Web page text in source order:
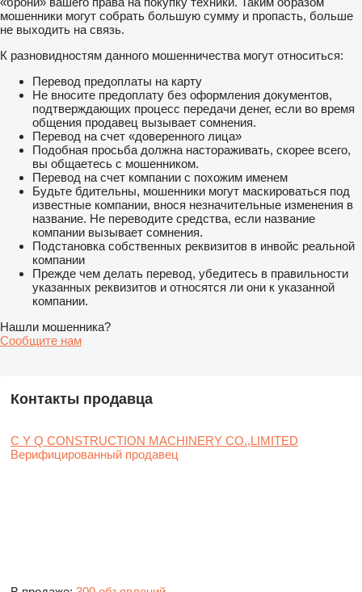
мошенники могут собрать большую сумму и пропасть, больше
не выходить на связь.
К разновидностям данного мошенничества могут относиться:
Перевод предоплаты на карту
Не вносите предоплату без оформления документов,
подтверждающих процесс передачи денег, если во время
общения продавец вызывает сомнения.
Перевод на счет «доверенного лица»
Подобная просьба должна настораживать, скорее всего,
вы общаетесь с мошенником.
Перевод на счет компании с похожим именем
Будьте бдительны, мошенники могут маскироваться под
известные компании, внося незначительные изменения в
название. Не переводите средства, если название
компании вызывает сомнения.
Подстановка собственных реквизитов в инвойс реальной
компании
Прежде чем делать перевод, убедитесь в правильности
указанных реквизитов и относятся ли они к указанной
компании.
Нашли мошенника?
Сообщите нам
Контакты продавца
C Y Q CONSTRUCTION MACHINERY CO.,LIMITED
Верифицированный продавец